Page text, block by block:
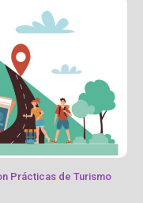
Prácticas de Turismo